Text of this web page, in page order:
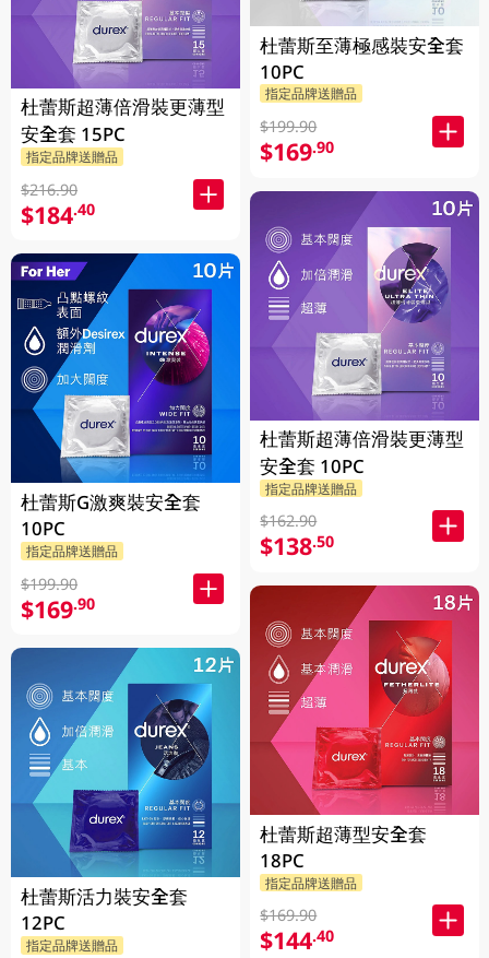
杜蕾斯超薄倍滑裝更薄型
安全套 15PC
指定品牌送贈品
$216.90
$184.40
杜蕾斯G激爽裝安全套
10PC
指定品牌送贈品
$199.90
$169.90
杜蕾斯活力裝安全套
12PC
指定品牌送贈品
杜蕾斯至薄極感裝安全套
10PC
指定品牌送贈品
$199.90
$169.90
杜蕾斯超薄倍滑裝更薄型
安全套 10PC
指定品牌送贈品
$162.90
$138.50
杜蕾斯超薄型安全套
18PC
指定品牌送贈品
$169.90
$144.40